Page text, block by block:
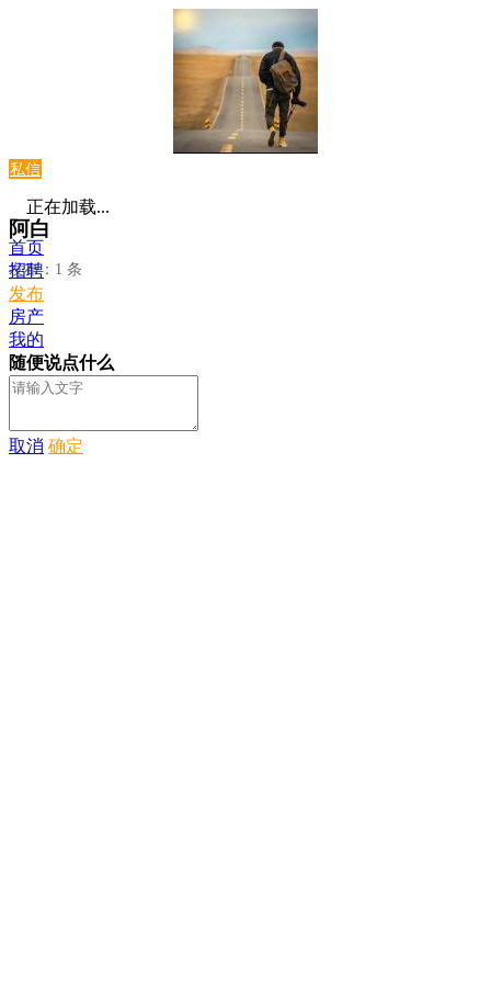
私信
阿白
发布：1 条
正在加载...
首页
招聘
发布
房产
我的
随便说点什么
取消 确定